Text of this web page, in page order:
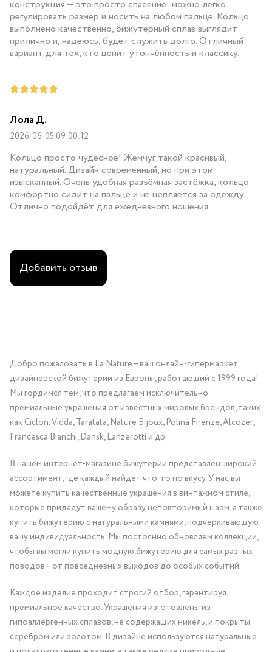
конструкция — это просто спасение: можно легко
регулировать размер и носить на любом пальце. Кольцо
выполнено качественно, бижутерный сплав выглядит
прилично и, надеюсь, будет служить долго. Отличный
вариант для тех, кто ценит утончённость и классику.
Лола Д.
2026-06-05 09:00:12
Кольцо просто чудесное! Жемчуг такой красивый,
натуральный. Дизайн современный, но при этом
изысканный. Очень удобная разъёмная застёжка, кольцо
комфортно сидит на пальце и не цепляется за одежду.
Отлично подойдёт для ежедневного ношения.
Добавить отзыв
Добро пожаловать в La Nature – ваш онлайн-гипермаркет
дизайнерской бижутерии из Европы, работающий с 1999 года!
Мы гордимся тем, что предлагаем исключительно
премиальные украшения от известных мировых брендов, таких
как Ciclon, Vidda, Taratata, Nature Bijoux, Polina Firenze, Alcozer,
Francesca Bianchi, Dansk, Lanzerotti и др.
В нашем интернет-магазине бижутерии представлен широкий
ассортимент, где каждый найдет что-то по вкусу. У нас вы
можете купить качественные украшения в винтажном стиле,
которые придадут вашему образу неповторимый шарм, а также
купить бижутерию с натуральными камнями, подчеркивающую
вашу индивидуальность. Мы постоянно обновляем коллекции,
чтобы вы могли купить модную бижутерию для самых разных
поводов – от повседневных выходов до особых событий.
Каждое изделие проходит строгий отбор, гарантируя
премиальное качество. Украшения изготовлены из
гипоаллергенных сплавов, не содержащих никель, и покрыты
серебром или золотом. В дизайне используются натуральные